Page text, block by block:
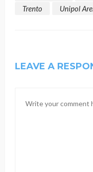
Trento
Unipol
LEAVE A